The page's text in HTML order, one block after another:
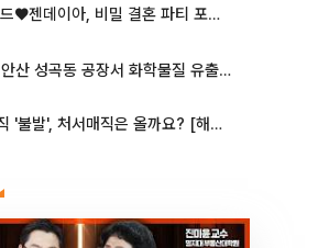
톰 홀랜드♥젠데이아, 비밀 결혼 파티 포착⋯호텔 대관비만 9억
안산 성곡동 공장서 화학물질 유출 사고 발생
입추매직 '불발', 처서매직은 올까요? [해시태그]